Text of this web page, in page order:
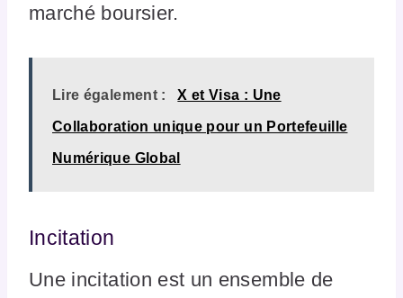
marché boursier.
Lire également : X et Visa : Une
Collaboration unique pour un Portefeuille
Numérique Global
Incitation
Une incitation est un ensemble de